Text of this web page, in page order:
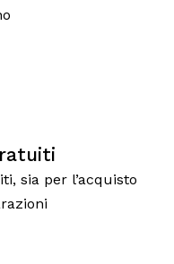
sia per l’acquisto